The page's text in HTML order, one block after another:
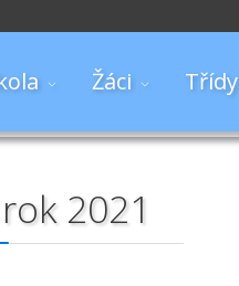
Žáci Třídy
2021